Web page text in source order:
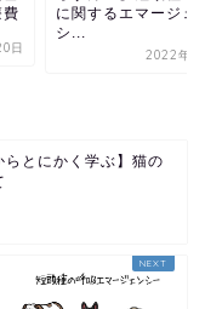
日
を図でわかりやすく
説...
2022年7
らとにかく学ぶ】猫の